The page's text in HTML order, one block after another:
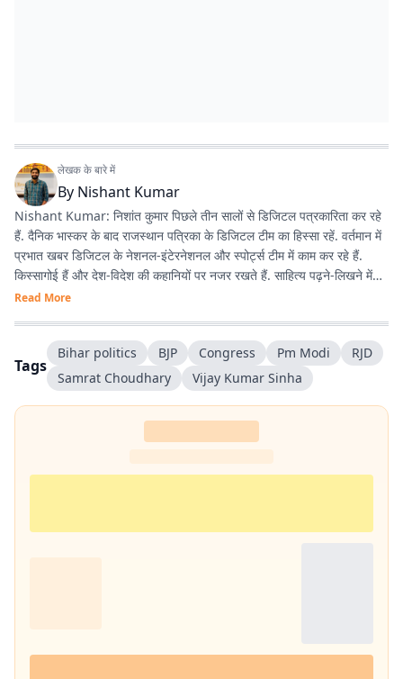
लेखक के बारे में
By Nishant Kumar
Nishant Kumar: निशांत कुमार पिछले तीन सालों से डिजिटल पत्रकारिता कर रहे
हैं. दैनिक भास्कर के बाद राजस्थान पत्रिका के डिजिटल टीम का हिस्सा रहें. वर्तमान में
प्रभात खबर डिजिटल के नेशनल-इंटेरनेशनल और स्पोर्ट्स टीम में काम कर रहे हैं.
किस्सागोई हैं और देश-विदेश की कहानियों पर नजर रखते हैं. साहित्य पढ़ने-लिखने में
रुचि है.
Read More
Tags
Bihar politics BJP Congress Pm Modi
RJD
Samrat Choudhary
Vijay Kumar Sinha